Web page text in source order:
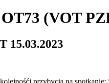
(VOT
15.03.2023
przybycia na